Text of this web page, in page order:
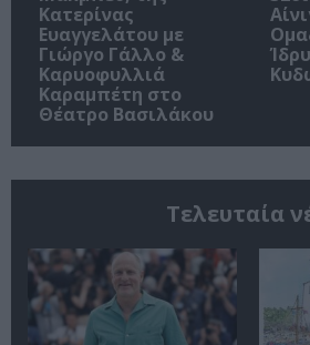
Κατερίνας
Ευαγγελάτου με
Γιώργο Γάλλο &
Καρυοφυλλιά
Καραμπέτη στο
Θέατρο Βασιλάκου
Τελευταία